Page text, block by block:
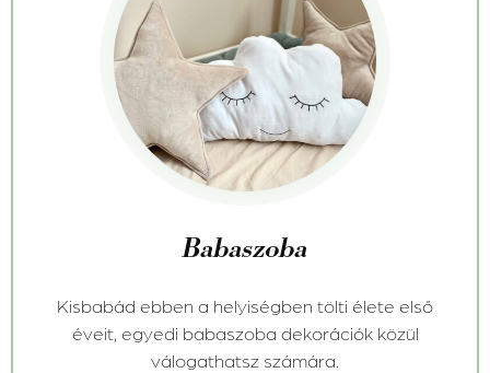
Babaszoba
Kisbabád ebben a helyiségben tölti élete első
éveit, egyedi babaszoba dekorációk közül
válogathatsz számára.